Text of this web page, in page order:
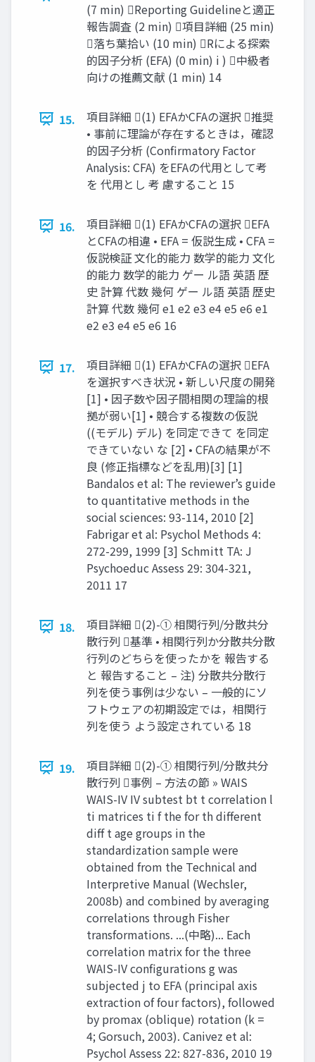
(7 min) Reporting Guidelineと適正
報告調査 (2 min) 項目詳細 (25 min)
落ち葉拾い (10 min) Rによる探索
的因子分析 (EFA) (0 min) i ) 中級者
向けの推薦文献 (1 min) 14
15.
項目詳細 (1) EFAかCFAの選択 推奨
• 事前に理論が存在するときは，確認
的因子分析 (Confirmatory Factor
Analysis: CFA) をEFAの代用として考
を 代用とし 考 慮すること 15
16.
項目詳細 (1) EFAかCFAの選択 EFA
とCFAの相違 • EFA = 仮説生成 • CFA =
仮説検証 文化的能力 数学的能力 文化
的能力 数学的能力 ゲー ル語 英語 歴
史 計算 代数 幾何 ゲー ル語 英語 歴史
計算 代数 幾何 e1 e2 e3 e4 e5 e6 e1
e2 e3 e4 e5 e6 16
17.
項目詳細 (1) EFAかCFAの選択 EFA
を選択すべき状況 • 新しい尺度の開発
[1] • 因子数や因子間相関の理論的根
拠が弱い[1] • 競合する複数の仮説
((モデル) デル) を同定できて を同定
できていない な [2] • CFAの結果が不
良 (修正指標などを乱用)[3] [1]
Bandalos et al: The reviewer’s guide
to quantitative methods in the
social sciences: 93-114, 2010 [2]
Fabrigar et al: Psychol Methods 4:
272-299, 1999 [3] Schmitt TA: J
Psychoeduc Assess 29: 304-321,
2011 17
18.
項目詳細 (2)-① 相関行列/分散共分
散行列 基準 • 相関行列か分散共分散
行列のどちらを使ったかを 報告する
と 報告すること – 注) 分散共分散行
列を使う事例は少ない – 一般的にソ
フトウェアの初期設定では，相関行
列を使う よう設定されている 18
19.
項目詳細 (2)-① 相関行列/分散共分
散行列 事例 – 方法の節 » WAIS
WAIS-IV IV subtest bt t correlation l
ti matrices ti f the for th different
diff t age groups in the
standardization sample were
obtained from the Technical and
Interpretive Manual (Wechsler,
2008b) and combined by averaging
correlations through Fisher
transformations. ...(中略)... Each
correlation matrix for the three
WAIS-IV configurations g was
subjected j to EFA (principal axis
extraction of four factors), followed
by promax (oblique) rotation (k =
4; Gorsuch, 2003). Canivez et al:
Psychol Assess 22: 827-836, 2010 19